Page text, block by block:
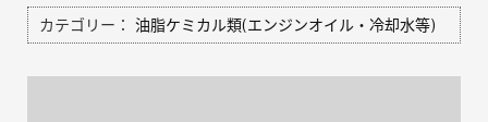
カテゴリー： 油脂ケミカル類(エンジンオイル・冷却水等)